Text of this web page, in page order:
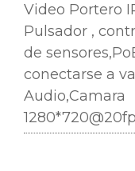
Video Portero
Pulsador ,
de
conectarse a
Audio,Camara